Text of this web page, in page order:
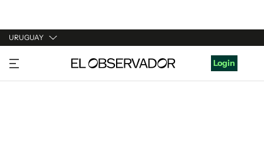
URUGUAY
URUGUAY
ARGENTINA
Login